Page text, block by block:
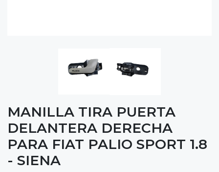
MANILLA TIRA PUERTA
DELANTERA DERECHA
PARA FIAT PALIO SPORT 1.8
- SIENA